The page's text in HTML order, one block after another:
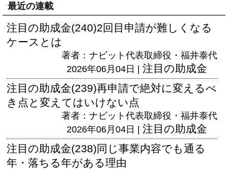
最近の連載
注目の助成金(240)2回目申請が難しくなる
ケースとは
著者：ナビット代表取締役・福井泰代
2026年06月04日 | 注目の助成金
注目の助成金(239)再申請で絶対に変えるべ
き点と変えてはいけない点
著者：ナビット代表取締役・福井泰代
2026年06月04日 | 注目の助成金
注目の助成金(238)同じ事業内容でも通る
年・落ちる年がある理由